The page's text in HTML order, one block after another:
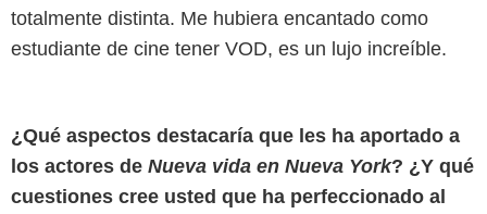
totalmente distinta. Me hubiera encantado como
estudiante de cine tener VOD, es un lujo increíble.
¿Qué aspectos destacaría que les ha aportado a
los actores de Nueva vida en Nueva York? ¿Y qué
cuestiones cree usted que ha perfeccionado al